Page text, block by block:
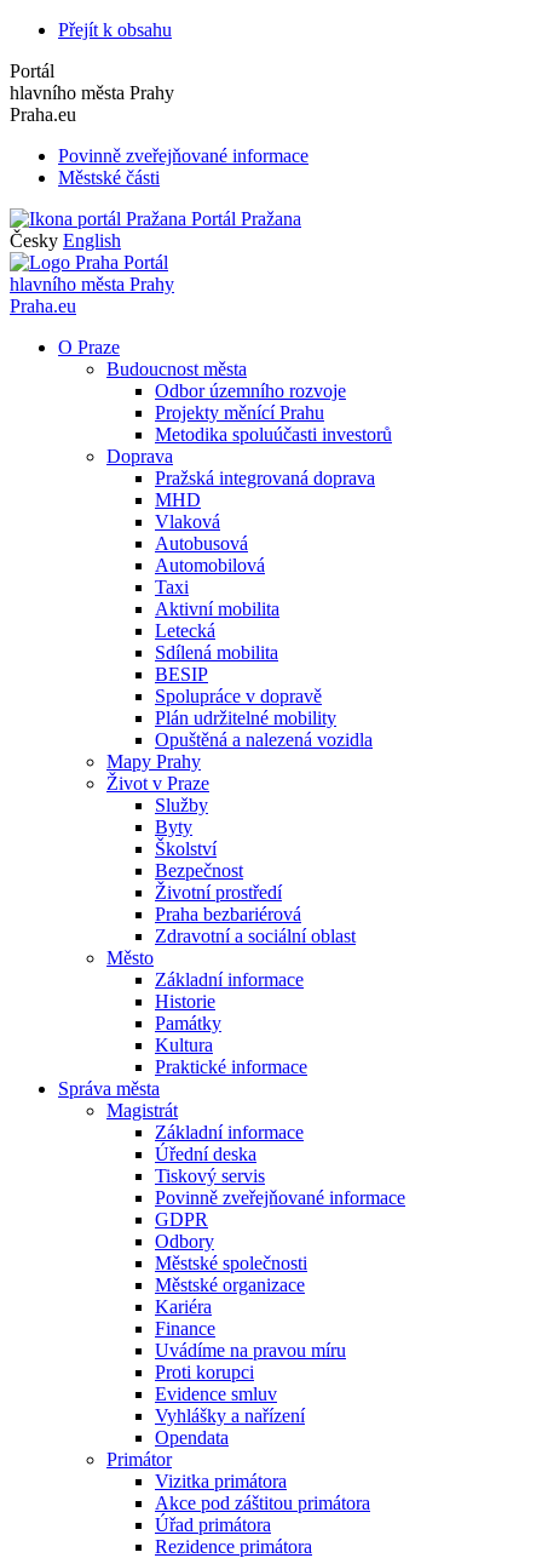
Přejít k obsahu
Portál
hlavního města Prahy
Praha.eu
Povinně zveřejňované informace
Městské části
Portál Pražana
Česky English
Portál
hlavního města Prahy
Praha.eu
O Praze
Budoucnost města
Odbor územního rozvoje
Projekty měnící Prahu
Metodika spoluúčasti investorů
Doprava
Pražská integrovaná doprava
MHD
Vlaková
Autobusová
Automobilová
Taxi
Aktivní mobilita
Letecká
Sdílená mobilita
BESIP
Spolupráce v dopravě
Plán udržitelné mobility
Opuštěná a nalezená vozidla
Mapy Prahy
Život v Praze
Služby
Byty
Školství
Bezpečnost
Životní prostředí
Praha bezbariérová
Zdravotní a sociální oblast
Město
Základní informace
Historie
Památky
Kultura
Praktické informace
Správa města
Magistrát
Základní informace
Úřední deska
Tiskový servis
Povinně zveřejňované informace
GDPR
Odbory
Městské společnosti
Městské organizace
Kariéra
Finance
Uvádíme na pravou míru
Proti korupci
Evidence smluv
Vyhlášky a nařízení
Opendata
Primátor
Vizitka primátora
Akce pod záštitou primátora
Úřad primátora
Rezidence primátora